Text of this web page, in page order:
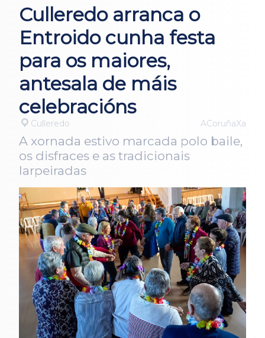
Culleredo arranca o
Entroido cunha festa
para os maiores,
antesala de máis
celebracións
Culleredo ACoruñaXa
A xornada estivo marcada polo baile,
os disfraces e as tradicionais
larpeiradas